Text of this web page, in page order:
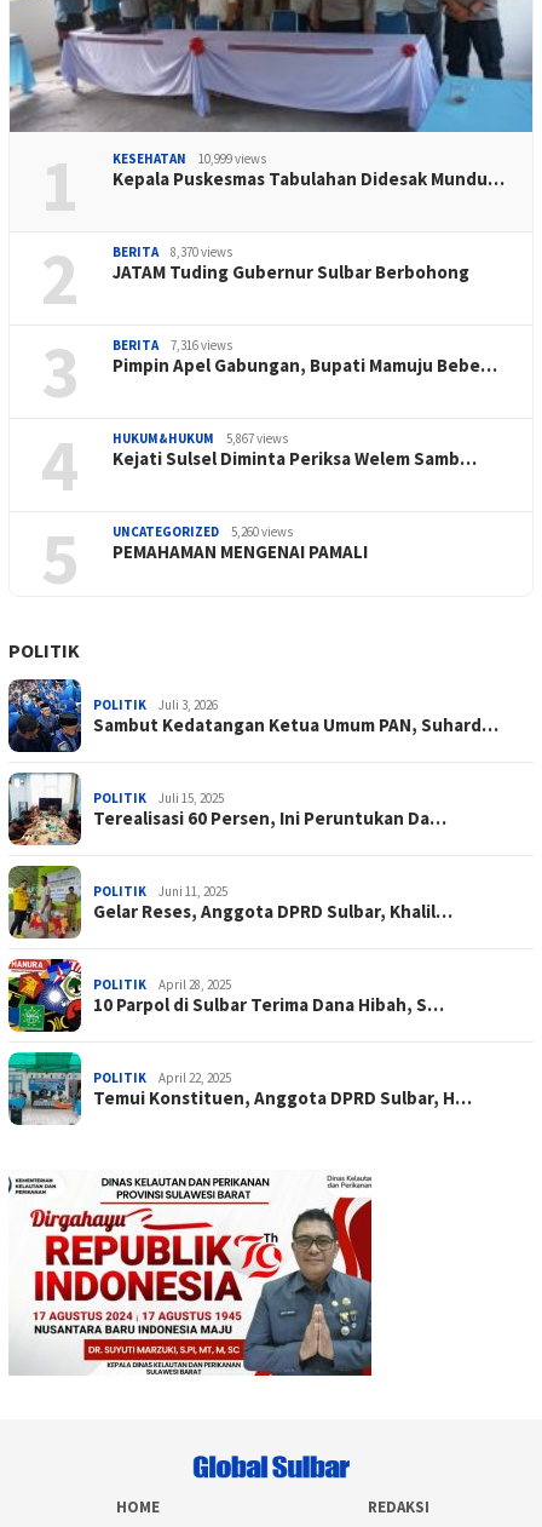
1 KESEHATAN 10,999 views
Kepala Puskesmas Tabulahan Didesak Mundu…
2 BERITA 8,370 views
JATAM Tuding Gubernur Sulbar Berbohong
3 BERITA 7,316 views
Pimpin Apel Gabungan, Bupati Mamuju Bebe…
4 HUKUM&HUKUM 5,867 views
Kejati Sulsel Diminta Periksa Welem Samb…
5 UNCATEGORIZED 5,260 views
PEMAHAMAN MENGENAI PAMALI
POLITIK
POLITIK Juli 3, 2026
Sambut Kedatangan Ketua Umum PAN, Suhard…
POLITIK Juli 15, 2025
Terealisasi 60 Persen, Ini Peruntukan Da…
POLITIK Juni 11, 2025
Gelar Reses, Anggota DPRD Sulbar, Khalil…
POLITIK April 28, 2025
10 Parpol di Sulbar Terima Dana Hibah, S…
POLITIK April 22, 2025
Temui Konstituen, Anggota DPRD Sulbar, H…
HOME REDAKSI